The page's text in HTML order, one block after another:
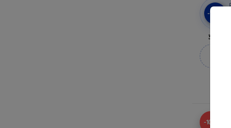
-10%
3mk
-10%